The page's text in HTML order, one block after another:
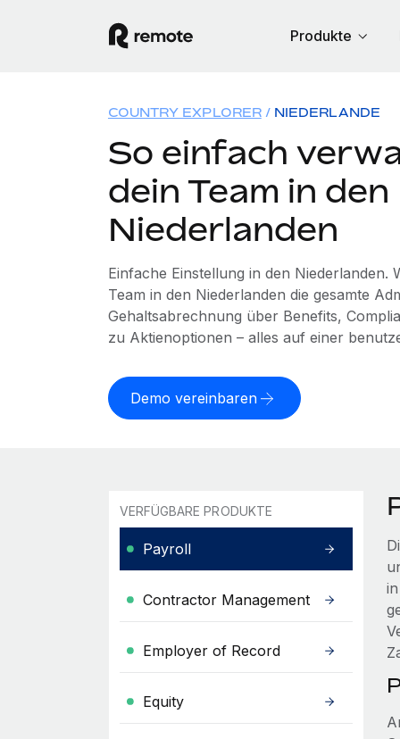
Produkte
COUNTRY EXPLORER NIEDERLANDE
So einfach
dein Team in den
Niederlanden
Einfache Einstellung in den Niederlanden.
Team in den Niederlanden die gesamte
Gehaltsabrechnung über Benefits,
zu Aktienoptionen – alles auf einer
Demo vereinbaren
VERFÜGBARE PRODUKTE
Payroll
Contractor Management
Employer of Record
Equity